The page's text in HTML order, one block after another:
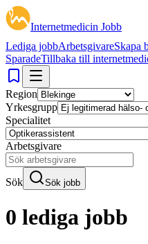
Internetmedicin Jobb
Lediga jobbArbetsgivareSkapa
SparadeTillbaka till
Region
Yrkesgrupp
Specialitet
Arbetsgivare
Sök Sök jobb
0 lediga jobb